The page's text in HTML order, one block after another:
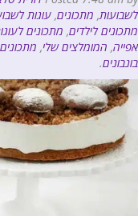
לשבועות, מתכונים, עוגות
מתכונים לילדים, מתכונים
אפייה, המומלצים שלי,
בונבונים.